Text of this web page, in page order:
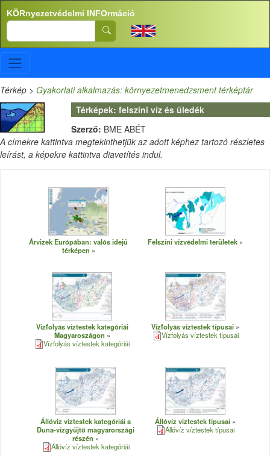
Ugrás a tartalomra
KÖRnyezetvédelmi INFOrmáció
Search
Térkép > Gyakorlati alkalmazás: környezetmenedzsment térképtár
Térképek: felszíni víz és üledék
Szerző: BME ABÉT
A címekre kattintva megtekinthetjük az adott képhez tartozó részletes
leírást, a képekre kattintva diavetítés indul.
Árvizek Európában: valós idejű
térképen
Felszíni vízvédelmi területek
Vízfolyás víztestek kategóriái
Magyaroszágon
Vízfolyás víztestek kategóriái
Vízfolyás víztestek típusai
Vízfolyás víztestek típusai
Állóvíz víztestek kategóriái a
Duna-vízgyűjtő magyarországi
részén
Állóvíz víztestek kategóriái
Állóvíz víztestek típusai
Állóvíz víztestek típusai